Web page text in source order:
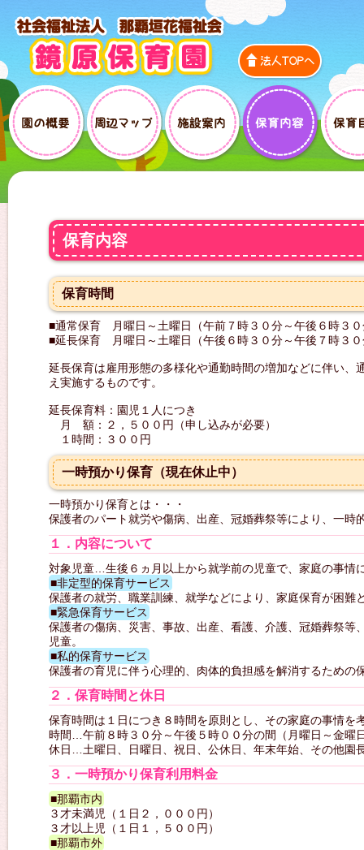
TOP 周辺マップ 施設案内 保育内容 保育
保育内容
保育時間
■通常保育 月曜日～土曜日（午前７時３０分～午後６時３
■延長保育 月曜日～土曜日（午後６時３０分～午後７時３
延長保育は雇用形態の多様化や通勤時間の増加などに伴い
え実施するものです。
延長保育料：園児１人につき
月 額：２，５００円（申し込みが必要）
１時間：３００円
一時預かり保育（現在休止中）
一時預かり保育とは・・・
保護者のパート就労や傷病、出産、冠婚葬祭等により、一
１．内容について
対象児童…生後６ヵ月以上から就学前の児童で、家庭の事情
■非定型的保育サービス
保護者の就労、職業訓練、就学などにより、家庭保育が困難
■緊急保育サービス
保護者の傷病、災害、事故、出産、看護、介護、冠婚葬祭
児童。
■私的保育サービス
保護者の育児に伴う心理的、肉体的負担感を解消するための
２．保育時間と休日
保育時間は１日につき８時間を原則とし、その家庭の事情を
時間…午前８時３０分～午後５時００分の間（月曜日～金曜
休日…土曜日、日曜日、祝日、公休日、年末年始、その他園
３．一時預かり保育利用料金
■那覇市内
３才未満児（１日２，０００円）
３才以上児（１日１，５００円）
■那覇市外